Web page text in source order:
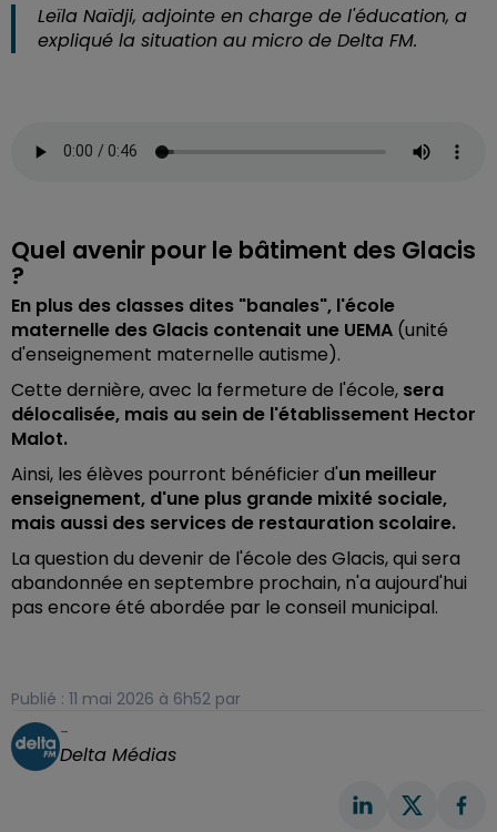
Leïla Naïdji, adjointe en charge de l'éducation, a
expliqué la situation au micro de Delta FM.
Quel avenir pour le bâtiment des Glacis
?
En plus des classes dites "banales", l'école
maternelle des Glacis contenait une UEMA (unité
d'enseignement maternelle autisme).
Cette dernière, avec la fermeture de l'école, sera
délocalisée, mais au sein de l'établissement Hector
Malot.
Ainsi, les élèves pourront bénéficier d'un meilleur
enseignement, d'une plus grande mixité sociale,
mais aussi des services de restauration scolaire.
La question du devenir de l'école des Glacis, qui sera
abandonnée en septembre prochain, n'a aujourd'hui
pas encore été abordée par le conseil municipal.
Publié : 11 mai 2026 à 6h52 par
-
Delta Médias